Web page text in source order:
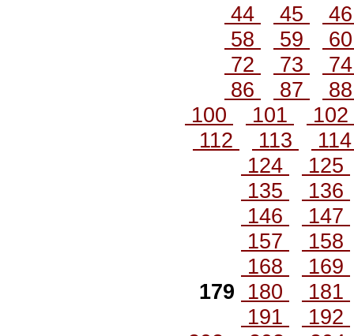
44
45
58
59
72
73
86
87
100
101
102
112
113
124
125
135
136
146
147
157
158
168
169
179
180
181
191
192